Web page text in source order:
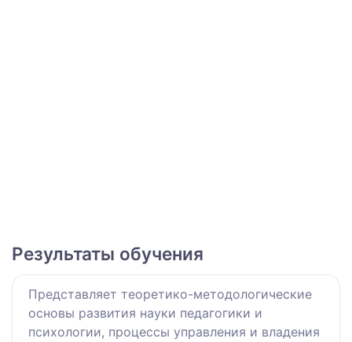
Результаты обучения
Представляет теоретико-методологические
основы развития науки педагогики и
психологии, процессы управления и владения